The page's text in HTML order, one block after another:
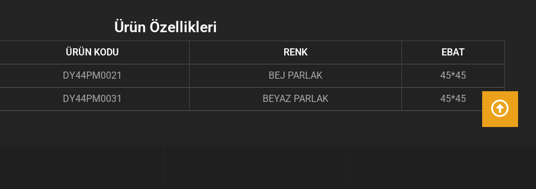
Ürün Özellikleri
ÜRÜN KODU RENK EBAT
DY44PM0021 BEJ PARLAK 45*45
DY44PM0031 BEYAZ PARLAK 45*45